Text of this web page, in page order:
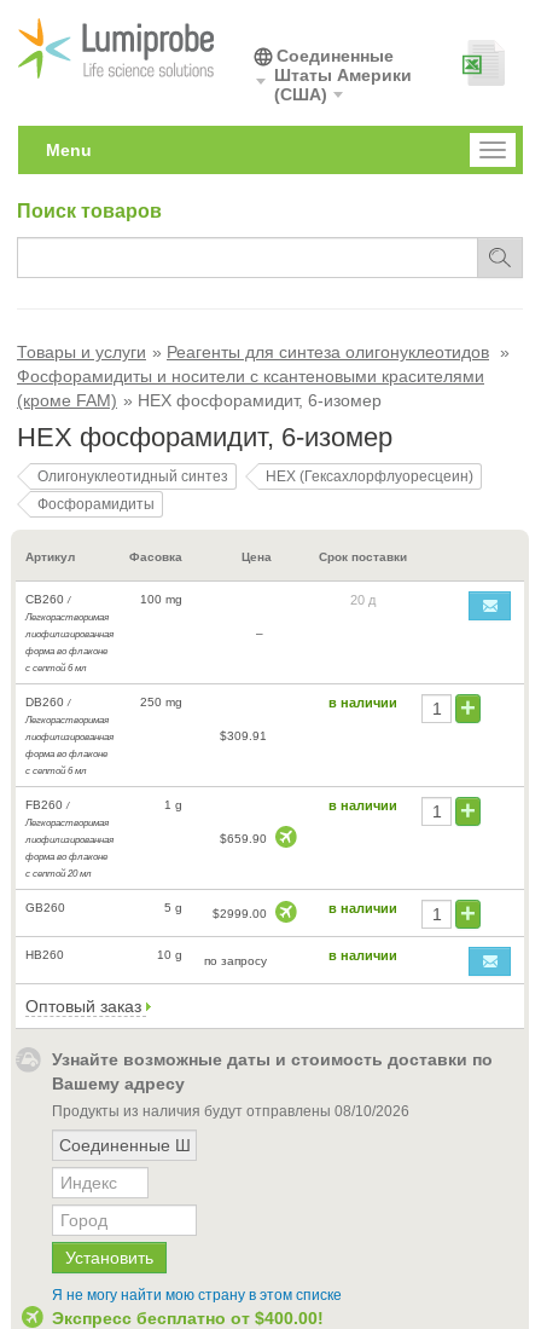
Соединенные
Штаты Америки
(США)
Toggle
Menu
Поиск товаров
Товары и услуги
Реагенты для синтеза олигонуклеотидов
Фосфорамидиты и носители с ксантеновыми красителями
(кроме FAM)
HEX фосфорамидит, 6-изомер
HEX фосфорамидит, 6-изомер
Олигонуклеотидный синтез
HEX (Гексахлорфлуоресцеин)
Фосфорамидиты
Артикул Фасовка Цена Срок поставки
CB260 /
Легкорастворимая
лиофилизированная
форма во флаконе
с септой 6 мл
100 mg
–
20 д
DB260 /
Легкорастворимая
лиофилизированная
форма во флаконе
с септой 6 мл
250 mg
$309.91
в наличии
FB260 /
Легкорастворимая
лиофилизированная
форма во флаконе
с септой 20 мл
1 g
$659.90
в наличии
GB260 5 g $2999.00 в наличии
HB260 10 g по запросу в наличии
Оптовый заказ
Узнайте возможные даты и стоимость доставки по
Вашему адресу
Продукты из наличия будут отправлены 08/10/2026
Я не могу найти мою страну в этом списке
Экспресс бесплатно от $400.00!